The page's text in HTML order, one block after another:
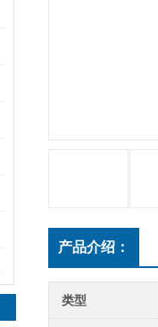
产品介绍：
类型